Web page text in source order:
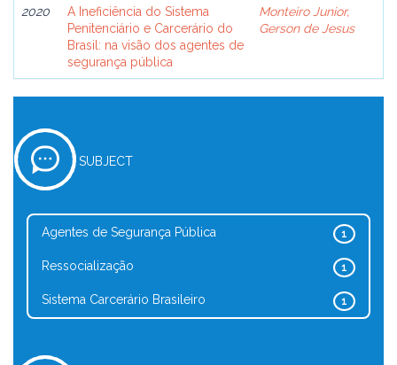
2020
A Ineficiência do Sistema
Penitenciário e Carcerário do
Brasil: na visão dos agentes de
segurança pública
Monteiro Junior,
Gerson de Jesus
SUBJECT
1
Agentes de Segurança Pública
1
Ressocialização
1
Sistema Carcerário Brasileiro